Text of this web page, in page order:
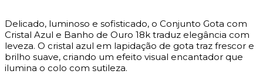
Delicado, luminoso e sofisticado, o Conjunto Gota com
Cristal Azul e Banho de Ouro 18k traduz elegância com
leveza. O cristal azul em lapidação de gota traz frescor e
brilho suave, criando um efeito visual encantador que
ilumina o colo com sutileza.